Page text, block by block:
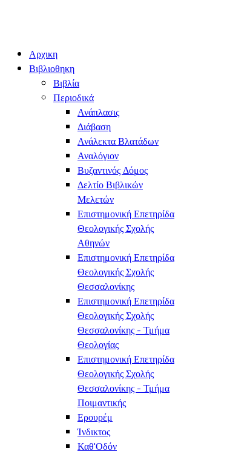
Αρχικη
Βιβλιοθηκη
Βιβλία
Περιοδικά
Ανάπλασις
Διάβαση
Ανάλεκτα Βλατάδων
Αναλόγιον
Βυζαντινός Δόμος
Δελτίο Βιβλικών
Μελετών
Επιστημονική Επετηρίδα
Θεολογικής Σχολής
Αθηνών
Επιστημονική Επετηρίδα
Θεολογικής Σχολής
Θεσσαλονίκης
Επιστημονική Επετηρίδα
Θεολογικής Σχολής
Θεσσαλονίκης - Τμήμα
Θεολογίας
Επιστημονική Επετηρίδα
Θεολογικής Σχολής
Θεσσαλονίκης - Τμήμα
Ποιμαντικής
Ερουρέμ
Ίνδικτος
Καθ'Οδόν